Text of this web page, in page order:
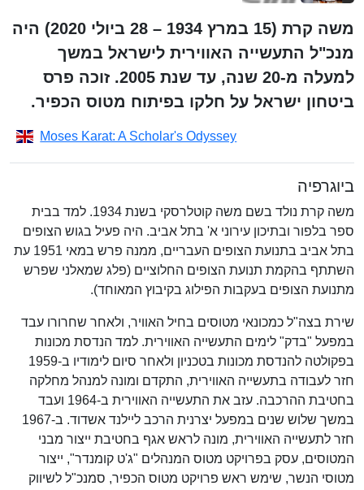
משה קרת (15 במרץ 1934 – 28 ביולי 2020) היה
מנכ"ל התעשייה האווירית לישראל במשך
למעלה מ-20 שנה, עד שנת 2005. זוכה פרס
ביטחון ישראל על חלקו בפיתוח מטוס הכפיר.
Moses Karat: A Scholar's Odyssey
ביוגרפיה
משה קרת נולד בשם משה קוטלרסקי בשנת 1934. למד בבית
ספר בלפור ובתיכון עירוני א' בתל אביב. היה פעיל בגוש הצופים
בתל אביב בתנועת הצופים העבריים, ממנה פרש במאי 1951 עת
השתתף בהקמת תנועת הצופים החלוציים (פלג שמאלני שפרש
מתנועת הצופים בעקבות הפילוג בקיבוץ המאוחד).
שירת בצה"ל כמכונאי מטוסים בחיל האוויר, ולאחר שחרורו עבד
במפעל "בדק" לימים התעשייה האווירית. למד הנדסת מכונות
בפקולטה להנדסת מכונות בטכניון ולאחר סיום לימודיו ב-1959
חזר לעבודה בתעשייה האווירית, התקדם ומונה למנהל מחלקה
בחטיבת ההרכבה. עזב את התעשייה האווירית ב-1964 ועבד
במשך שלוש שנים במפעל יצרנית הרכב ליילנד אשדוד. ב-1967
חזר לתעשייה האווירית, מונה לראש אגף בחטיבת ייצור מבני
המטוסים, עסק בפרויקט מטוס המנהלים "ג'ט קומנדר", ייצור
מטוסי הנשר, שימש ראש פרויקט מטוס הכפיר, סמנכ"ל לשיווק